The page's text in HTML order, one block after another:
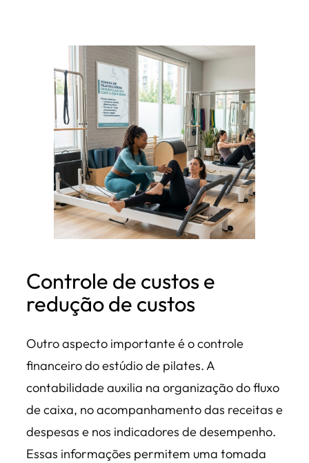
Controle de custos e
redução de custos
Outro aspecto importante é o controle
financeiro do estúdio de pilates. A
contabilidade auxilia na organização do fluxo
de caixa, no acompanhamento das receitas e
despesas e nos indicadores de desempenho.
Essas informações permitem uma tomada